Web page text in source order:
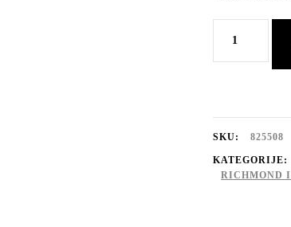
stolić
SKU: 825508
KATEGORIJE:
RICHMOND